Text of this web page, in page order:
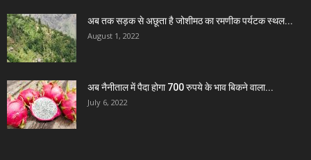
अब तक सड़क से अछूता है जोशीमठ का रमणीक पर्यटक स्थल...
August 1, 2022
अब नैनीताल में पैदा होगा 700 रुपये के भाव बिकने वाला...
July 6, 2022